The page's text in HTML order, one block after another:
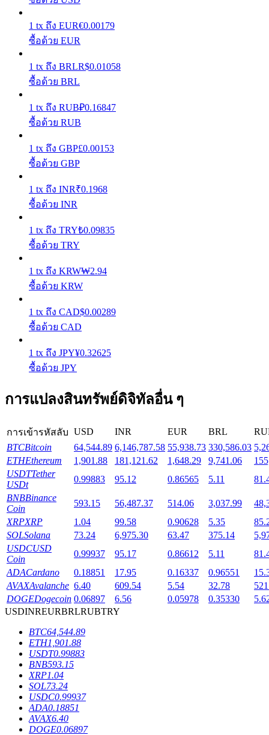
รับรางวัลการแข่งขันทุกวัน
การปักหลัก
การเซ้งแบบยืดหยุ่นเพื่อรับโทเคนยอดนิยม
การล็อค BTR
การลงทุนพิเศษสำหรับผู้ถือ BTR
เงินกู้
บริการยืมเงินที่ได้รับการสนับสนุนจาก Crypto
1 tx ถึง EUR€0.00179
ซื้อด้วย EUR
1 tx ถึง BRLR$0.01058
ซื้อด้วย BRL
1 tx ถึง RUB₽0.16847
ซื้อด้วย RUB
1 tx ถึง GBP£0.00153
ซื้อด้วย GBP
1 tx ถึง INR₹0.1968
ซื้อด้วย INR
1 tx ถึง TRY₺0.09835
ซื้อด้วย TRY
1 tx ถึง KRW₩2.94
ซื้อด้วย KRW
1 tx ถึง CAD$0.00289
ซื้อด้วย CAD
1 tx ถึง JPY¥0.32625
ซื้อด้วย JPY
การแปลงสินทรัพย์ดิจิทัลอื่น ๆ
การเข้ารหัสลับ USD INR EUR BRL
BTCBitcoin 64,544.89 6,146,787.58 55,938.73 330,586.03
ETHEthereum 1,901.88 181,121.62 1,648.29 9,741.06
USDTTether
USDt
0.99883 95.12 0.86565 5.11
BNBBinance
Coin
593.15 56,487.37 514.06 3,037.99
XRPXRP 1.04 99.58 0.90628 5.35
SOLSolana 73.24 6,975.30 63.47 375.14
USDCUSD
Coin
0.99937 95.17 0.86612 5.11
ADACardano 0.18851 17.95 0.16337 0.96551
AVAXAvalanche 6.40 609.54 5.54 32.78
DOGEDogecoin 0.06897 6.56 0.05978 0.35330
USDINREURBRLRUBTRY
BTC64,544.89
ETH1,901.88
USDT0.99883
BNB593.15
XRP1.04
SOL73.24
USDC0.99937
ADA0.18851
AVAX6.40
DOGE0.06897